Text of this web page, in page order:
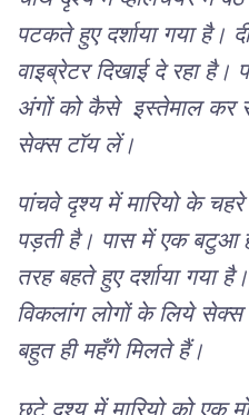
पटकते हुए दर्शाया गया है।
वाइब्रेटर दिखाई दे रहा
अंगों को कैसे इस्तेमाल कर
सेक्स टॉय लें।
पांचवे दृश्य में मारियो के चहरे
पड़ती है। पास में एक बटुआ
तरह बहते हुए दर्शाया गया
विकलांग लोगों के लिये
बहुत ही महँगे मिलते हैं।